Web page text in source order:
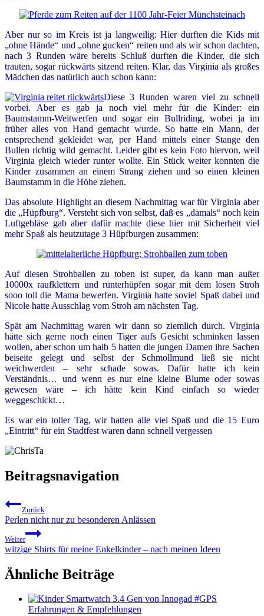
Aber nur so im Kreis ist ja langweilig: Hier durften die Kids mit
„ohne Hände“ und „ohne gucken“ reiten und als wir schon dachten,
nach 3 Runden wäre bereits Schluß durften die Kinder, die sich
trauten, sogar rückwärts sitzend reiten. Klar, das Virginia als großes
Mädchen das natürlich auch schon kann:
Diese 3 Runden waren viel zu schnell
vorbei. Aber es gab ja noch viel mehr für die Kinder: ein
Baumstamm-Weitwerfen und sogar ein Bullriding, wobei ja im
früher alles von Hand gemacht wurde. So hatte ein Mann, der
entsprechend gekleidet war, per Hand mittels einer Stange den
Bullen richtig wild gemacht. Leider gibt es kein Foto hiervon, weil
Virginia gleich wieder runter wollte. Ein Stück weiter konnten die
Kinder zusammen an einem Strang ziehen und so einen kleinen
Baumstamm in die Höhe ziehen.
Das absolute Highlight an diesem Nachmittag war für Virginia aber
die „Hüpfburg“. Versteht sich von selbst, daß es „damals“ noch kein
Luftgebläse gab aber dafür machte diese hier mit Sicherheit viel
mehr Spaß als heutzutage 3 Hüpfburgen zusammen:
Auf diesen Strohballen zu toben ist super, da kann man außer
10000x raufklettern und runterhüpfen sogar mit dem losen Stroh
sooo toll die Mama bewerfen. Virginia hatte soviel Spaß dabei und
Nicole hatte Ausschlag vom Stroh am nächsten Tag.
Spät am Nachmittag waren wir dann so ziemlich durch. Virginia
hätte sich gerne noch einen Tiger aufs Gesicht schminken lassen
wollen, aber schon um halb 5 hatten die jungen Damen ihre Sachen
beiseite gelegt und selbst der Schmollmund ließ sie nicht
weichwerden – sehr schade sowas. Dafür hatte ich kein
Verständnis… und wenn es nur eine kleine Blume oder sowas
gewesen wäre – ich hätte kein Kind einfach so wieder
weggeschickt…
Es war ein toller Tag, wir hatten alle viel Spaß und die 15 Euro
„Eintritt“ für ein Stadtfest waren dann schnell vergessen
Beitragsnavigation
Zurück
Perlen nicht nur zu besonderen Anlässen
Weiter
witzige Shirts für meine Enkelkinder – nach meinen Ideen
Ähnliche Beiträge
Erfahrungen & Empfehlungen